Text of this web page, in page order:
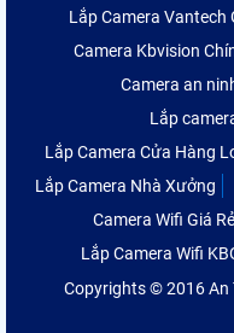
Lắp Camera Vantech
Camera Kbvision
Camera an
Lắp
Lắp Camera Cửa Hàng
Lắp Camera Nhà Xưởng
Camera Wifi Giá Rẻ
Lắp Camera Wifi
Copyrights © 2016 An